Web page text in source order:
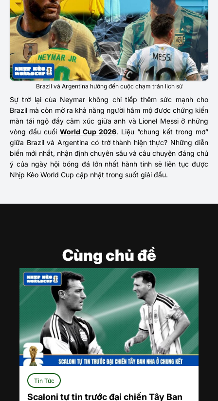
Brazil và Argentina hướng đến cuộc chạm trán lịch sử
Sự trở lại của Neymar không chỉ tiếp thêm sức mạnh cho
Brazil mà còn mở ra khả năng người hâm mộ được chứng kiến
màn tái ngộ đầy cảm xúc giữa anh và Lionel Messi ở những
vòng đấu cuối World Cup 2026. Liệu “chung kết trong mơ”
giữa Brazil và Argentina có trở thành hiện thực? Những diễn
biến mới nhất, nhận định chuyên sâu và câu chuyện đáng chú
ý của ngày hội bóng đá lớn nhất hành tinh sẽ liên tục được
Nhịp Kèo World Cup cập nhật trong suốt giải đấu.
Cùng chủ đề
Tin Tức
Scaloni tự tin trước đại chiến Tây Ban